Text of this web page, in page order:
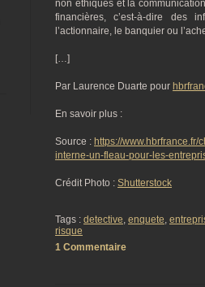
non éthiques et la
financières, c’est-à-dire des
l’actionnaire, le banquier ou
[…]
Par Laurence Duarte pour
En savoir plus :
Source : https://
interne-un-fleau-pour-les-
Crédit Photo : Shutterstock
Tags : detective, enquete,
risque
1 Commentaire